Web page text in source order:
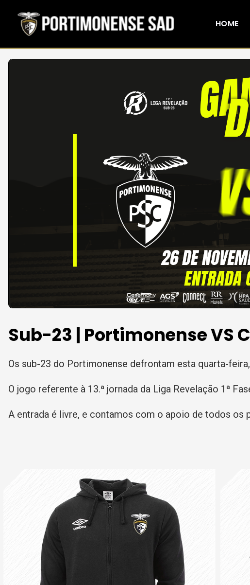
HOME
Sub-23 | Portimonense VS
Os sub-23 do Portimonense defrontam esta quarta-
O jogo referente à 13.ª jornada da Liga Revelação 1ª
A entrada é livre, e contamos com o apoio de todos os